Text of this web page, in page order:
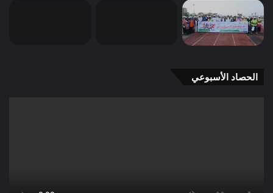
الحصاد الأسبوعي